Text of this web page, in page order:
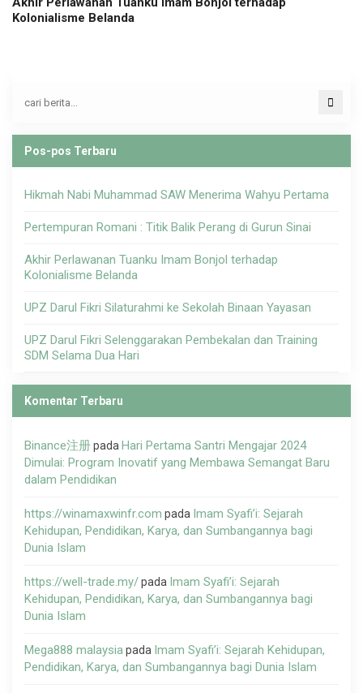
Kolonialisme Belanda
Pos-pos Terbaru
Hikmah Nabi Muhammad SAW Menerima Wahyu Pertama
Pertempuran Romani : Titik Balik Perang di Gurun Sinai
Akhir Perlawanan Tuanku Imam Bonjol terhadap
Kolonialisme Belanda
UPZ Darul Fikri Silaturahmi ke Sekolah Binaan Yayasan
UPZ Darul Fikri Selenggarakan Pembekalan dan Training
SDM Selama Dua Hari
Komentar Terbaru
Binance注册pada Hari Pertama Santri Mengajar 2024
Dimulai: Program Inovatif yang Membawa Semangat Baru
dalam Pendidikan
https://winamaxwinfr.com pada Imam Syafi’i: Sejarah
Kehidupan, Pendidikan, Karya, dan Sumbangannya bagi
Dunia Islam
https://well-trade.my/pada Imam Syafi’i: Sejarah
Kehidupan, Pendidikan, Karya, dan Sumbangannya bagi
Dunia Islam
Mega888 malaysiapada Imam Syafi’i: Sejarah Kehidupan,
Pendidikan, Karya, dan Sumbangannya bagi Dunia Islam